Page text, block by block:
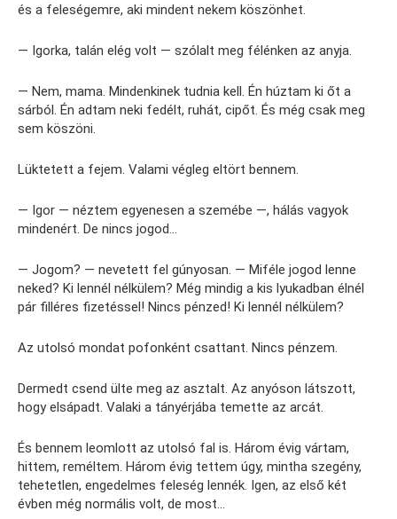
és a feleségemre, aki mindent nekem köszönhet.
— Igorka, talán elég volt — szólalt meg félénken az anyja.
— Nem, mama. Mindenkinek tudnia kell. Én húztam ki őt a
sárból. Én adtam neki fedélt, ruhát, cipőt. És még csak meg
sem köszöni.
Lüktetett a fejem. Valami végleg eltört bennem.
— Igor — néztem egyenesen a szemébe —, hálás vagyok
mindenért. De nincs jogod…
— Jogom? — nevetett fel gúnyosan. — Miféle jogod lenne
neked? Ki lennél nélkülem? Még mindig a kis lyukadban élnél
pár filléres fizetéssel! Nincs pénzed! Ki lennél nélkülem?
Az utolsó mondat pofonként csattant. Nincs pénzem.
Dermedt csend ülte meg az asztalt. Az anyóson látszott,
hogy elsápadt. Valaki a tányérjába temette az arcát.
És bennem leomlott az utolsó fal is. Három évig vártam,
hittem, reméltem. Három évig tettem úgy, mintha szegény,
tehetetlen, engedelmes feleség lennék. Igen, az első két
évben még normális volt, de most…